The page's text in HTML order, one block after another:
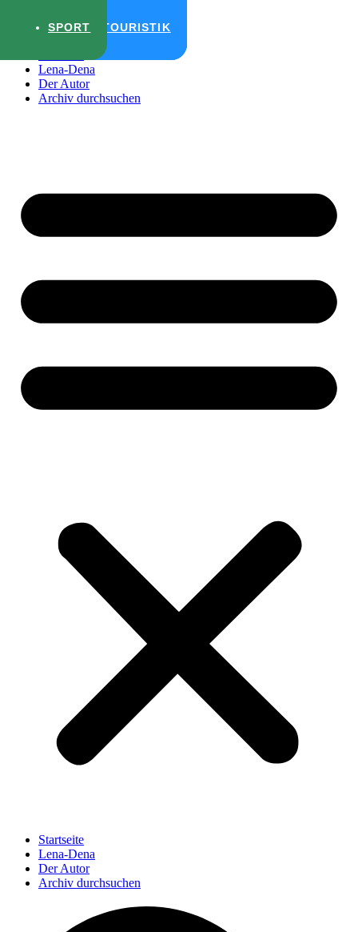
Lena-Dena
Der Autor
Archiv durchsuchen
Startseite
Lena-Dena
Der Autor
Archiv durchsuchen
SPORT
REISE & TOURISTIK
REISE & TOURISTIK
POLITIK
REISE & TOURISTIK
SPORT